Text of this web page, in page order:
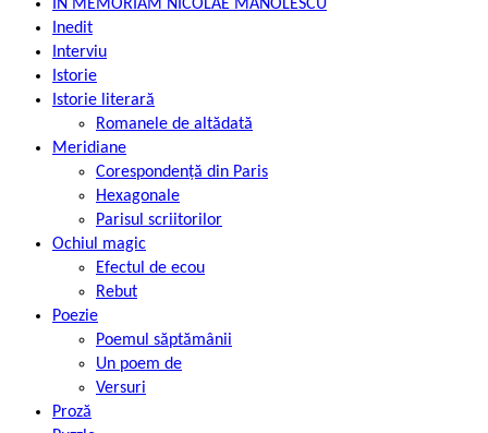
IN MEMORIAM NICOLAE MANOLESCU
Inedit
Interviu
Istorie
Istorie literară
Romanele de altădată
Meridiane
Corespondență din Paris
Hexagonale
Parisul scriitorilor
Ochiul magic
Efectul de ecou
Rebut
Poezie
Poemul săptămânii
Un poem de
Versuri
Proză